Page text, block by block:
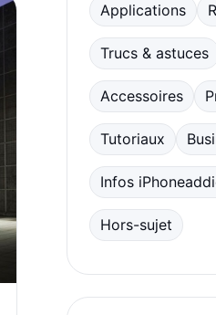
Applications
Trucs & astuces
Accessoires
Tutoriaux
Infos
Hors-sujet